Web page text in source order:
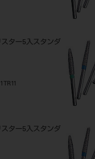
ター5入スタンダ
ター5入スタンダ